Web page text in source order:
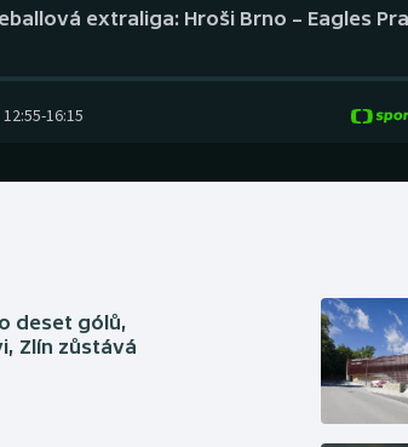
Plážový volejbal
extraliga: Hroši Brno – Eagles
12:55-16:15
deset gólů,
Zlín zůstává